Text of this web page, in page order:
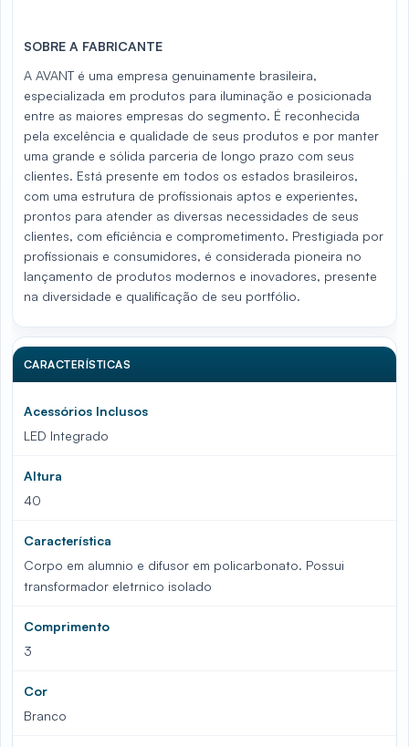
SOBRE A FABRICANTE
A AVANT é uma empresa genuinamente brasileira,
especializada em produtos para iluminação e posicionada
entre as maiores empresas do segmento. É reconhecida
pela excelência e qualidade de seus produtos e por manter
uma grande e sólida parceria de longo prazo com seus
clientes. Está presente em todos os estados brasileiros,
com uma estrutura de profissionais aptos e experientes,
prontos para atender as diversas necessidades de seus
clientes, com eficiência e comprometimento. Prestigiada por
profissionais e consumidores, é considerada pioneira no
lançamento de produtos modernos e inovadores, presente
na diversidade e qualificação de seu portfólio.
CARACTERÍSTICAS
Acessórios Inclusos
LED Integrado
Altura
40
Característica
Corpo em alumnio e difusor em policarbonato. Possui
transformador eletrnico isolado
Comprimento
3
Cor
Branco